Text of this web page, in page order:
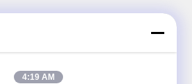
für Rabatte und
4:19 AM